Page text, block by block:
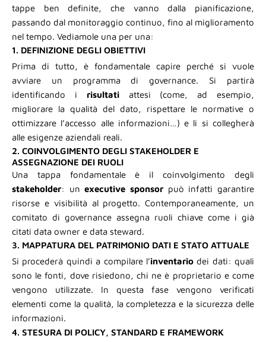
tappe ben definite, che vanno dalla pianificazione,
passando dal monitoraggio continuo, fino al miglioramento
nel tempo. Vediamole una per una:
1. DEFINIZIONE DEGLI OBIETTIVI
Prima di tutto, è fondamentale capire perché si vuole
avviare un programma di governance. Si partirà
identificando i risultatiattesi (come, ad esempio,
migliorare la qualità del dato, rispettare le normative o
ottimizzare l’accesso alle informazioni…) e li si collegherà
alle esigenze aziendali reali.
2. COINVOLGIMENTO DEGLI STAKEHOLDER E
ASSEGNAZIONE DEI RUOLI
Una tappa fondamentale è il coinvolgimento degli
stakeholder: unexecutive sponsorpuò infatti garantire
risorse e visibilità al progetto. Contemporaneamente, un
comitato di governance assegna ruoli chiave come i già
citati data owner e data steward.
3. MAPPATURA DEL PATRIMONIO DATI E STATO ATTUALE
Si procederà quindi a compilare l’inventariodei dati: quali
sono le fonti, dove risiedono, chi ne è proprietario e come
vengono utilizzate. In questa fase vengono verificati
elementi come la qualità, la completezza e la sicurezza delle
informazioni.
4. STESURA DI POLICY, STANDARD E FRAMEWORK